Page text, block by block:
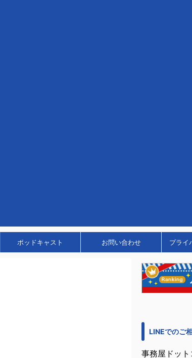
ポッドキャスト お問い合わせ プライ
LINEでのご
事務屋ドッ